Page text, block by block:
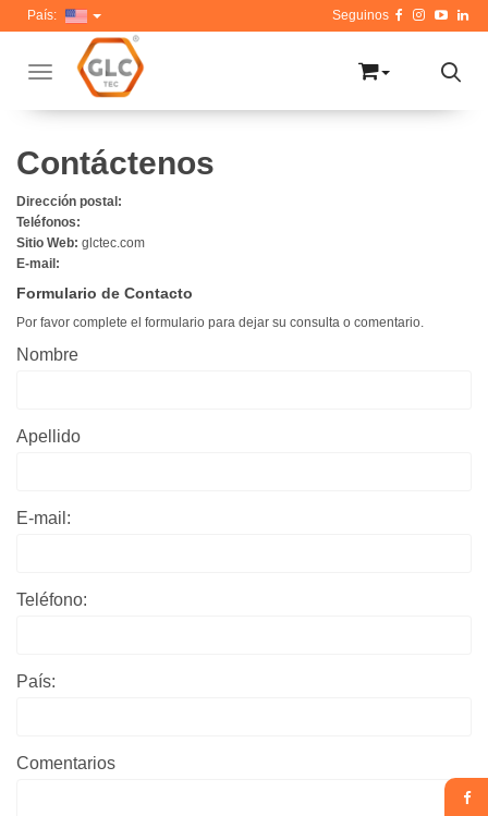
Toggle navigation
País:
Contáctenos
Dirección postal:
Teléfonos:
Sitio Web: glctec.com
E-mail:
Formulario de Contacto
Por favor complete el formulario para dejar su consulta o comentario.
Nombre
Apellido
E-mail:
Teléfono:
País:
Comentarios